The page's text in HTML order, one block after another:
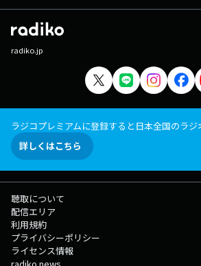
「@joqrpr」 文化放送公式X（旧Twitter）ハッ
送」 文化放送公式facebookページは
「https://www.facebook.com/1134joqr」 文化
「@joqr_916」
radiko.jp
ラジコプレミアムに登録すると日本全国のラ
詳しくはこちら
聴取について
配信エリア
利用規約
プライバシーポリシー
ライセンス情報